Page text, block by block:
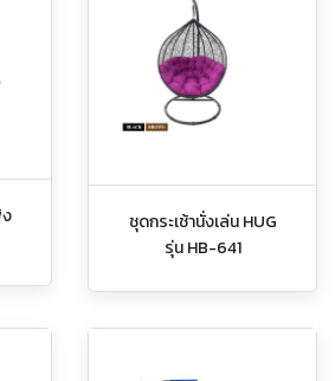
ชุดกระเช้านั่งเล่น HUG
รุ่น HB-641